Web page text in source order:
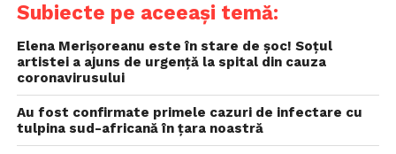
Subiecte pe aceeași temă:
Elena Merișoreanu este în stare de șoc! Soțul
artistei a ajuns de urgență la spital din cauza
coronavirusului
Au fost confirmate primele cazuri de infectare cu
tulpina sud-africană în țara noastră